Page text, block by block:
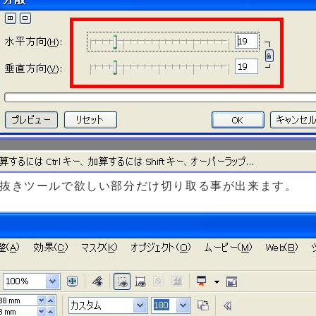
きツールで欲しい部分だけ切り取る事が出来ます。